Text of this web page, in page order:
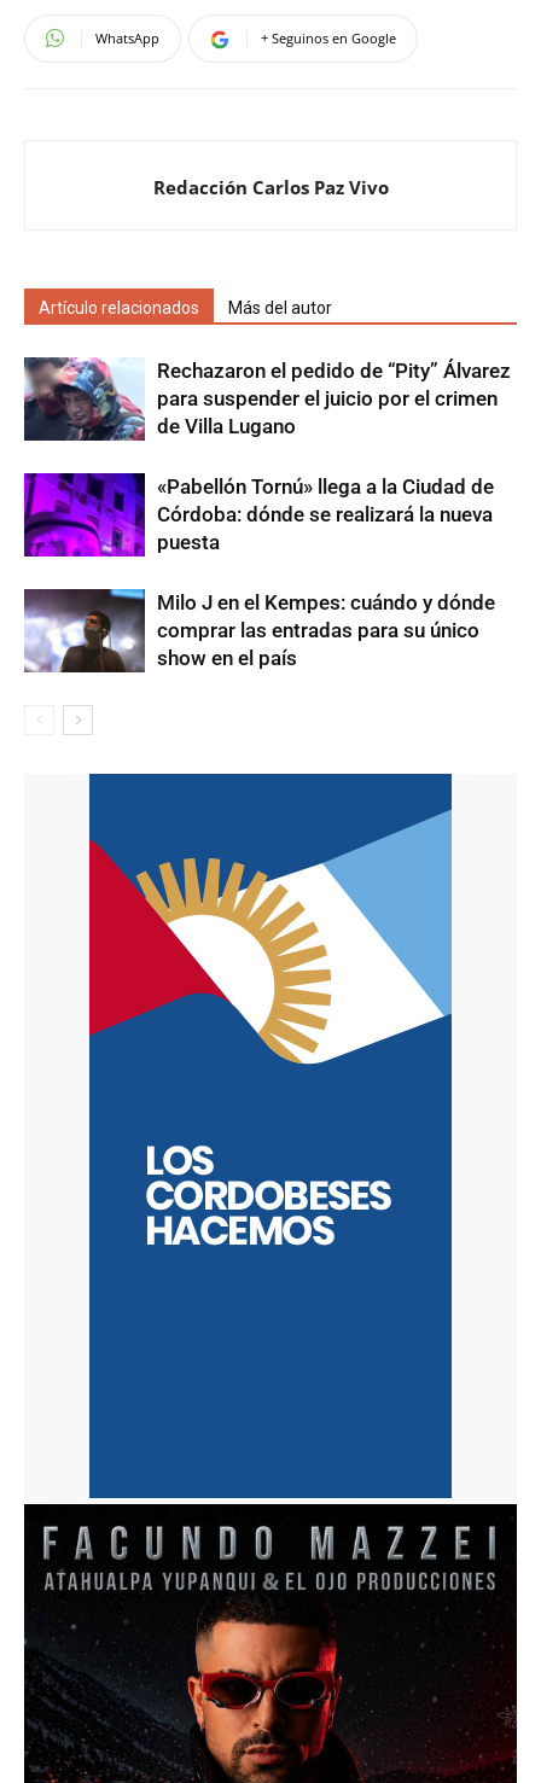
WhatsApp + Seguinos en Google
Redacción Carlos Paz Vivo
Artículo relacionados Más del autor
Rechazaron el pedido de “Pity” Álvarez
para suspender el juicio por el crimen
de Villa Lugano
«Pabellón Tornú» llega a la Ciudad de
Córdoba: dónde se realizará la nueva
puesta
Milo J en el Kempes: cuándo y dónde
comprar las entradas para su único
show en el país